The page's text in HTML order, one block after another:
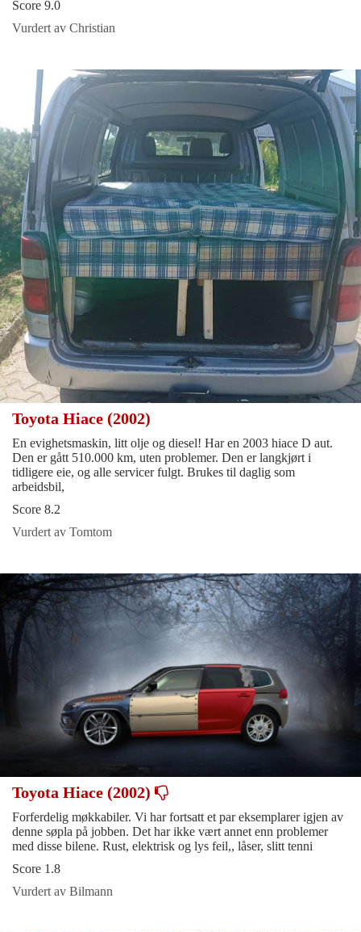
Score 9.0
Vurdert av Christian
Toyota Hiace (2002)
En evighetsmaskin, litt olje og diesel! Har en 2003 hiace D aut.
Den er gått 510.000 km, uten problemer. Den er langkjørt i
tidligere eie, og alle servicer fulgt. Brukes til daglig som
arbeidsbil,
Score 8.2
Vurdert av Tomtom
Toyota Hiace (2002)
Forferdelig møkkabiler. Vi har fortsatt et par eksemplarer igjen av
denne søpla på jobben. Det har ikke vært annet enn problemer
med disse bilene. Rust, elektrisk og lys feil,, låser, slitt tenni
Score 1.8
Vurdert av Bilmann